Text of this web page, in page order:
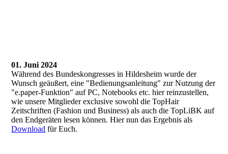
01. Juni 2024
Während des Bundeskongresses in Hildesheim wurde der
Wunsch geäußert, eine "Bedienungsanleitung" zur Nutzung der
"e.paper-Funktion" auf PC, Notebooks etc. hier reinzustellen,
wie unsere Mitglieder exclusive sowohl die TopHair
Zeitschriften (Fashion und Business) als auch die TopLiBK auf
den Endgeräten lesen können. Hier nun das Ergebnis als
Download für Euch.